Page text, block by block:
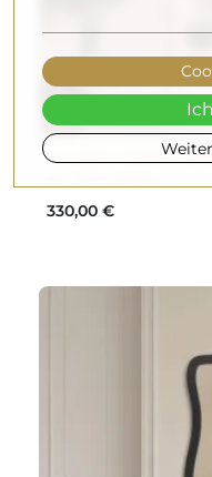
Unregelmäßiger
330,00 €